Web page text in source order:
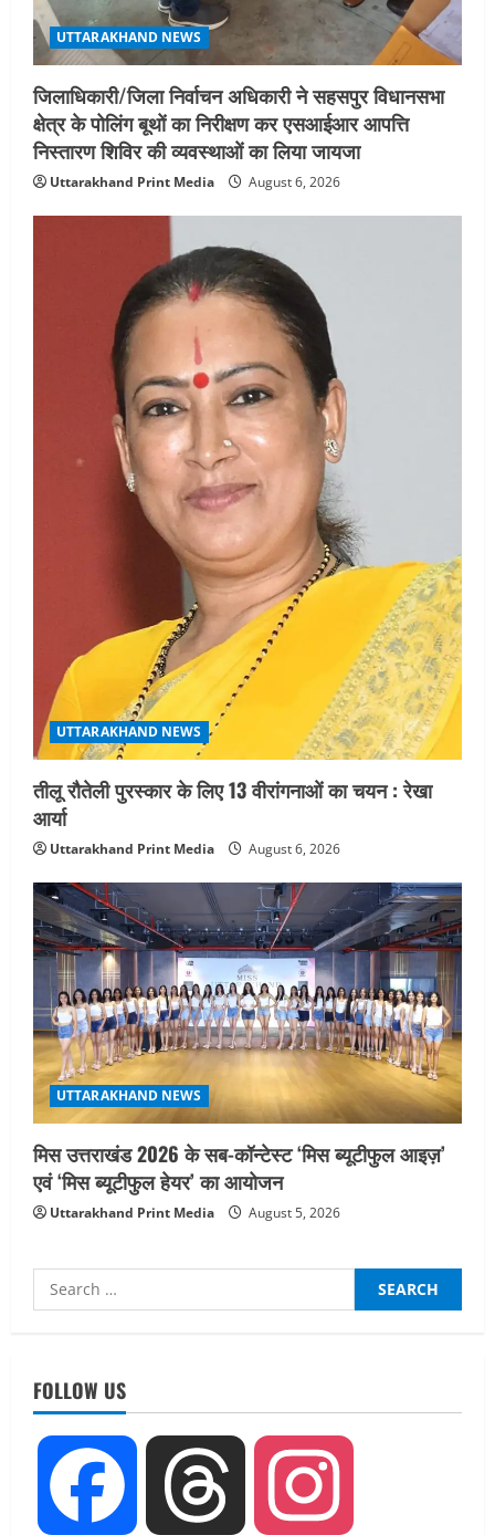
UTTARAKHAND NEWS
जिलाधिकारी/जिला निर्वाचन अधिकारी ने सहसपुर विधानसभा
क्षेत्र के पोलिंग बूथों का निरीक्षण कर एसआईआर आपत्ति
निस्तारण शिविर की व्यवस्थाओं का लिया जायजा
Uttarakhand Print Media August 6, 2026
UTTARAKHAND NEWS
तीलू रौतेली पुरस्कार के लिए 13 वीरांगनाओं का चयन : रेखा
आर्या
Uttarakhand Print Media August 6, 2026
UTTARAKHAND NEWS
मिस उत्तराखंड 2026 के सब-कॉन्टेस्ट ‘मिस ब्यूटीफुल आइज़’
एवं ‘मिस ब्यूटीफुल हेयर’ का आयोजन
Uttarakhand Print Media August 5, 2026
Search
for:
FOLLOW US
Facebook Threads
August 6, 2026
UTTARAKHAND NEWS
मिस उत्तराखंड 2026 के सब-कॉन्टेस्ट ‘मिस
ब्यूटीफुल आइज़’ एवं ‘मिस ब्यूटीफुल हेयर’ का